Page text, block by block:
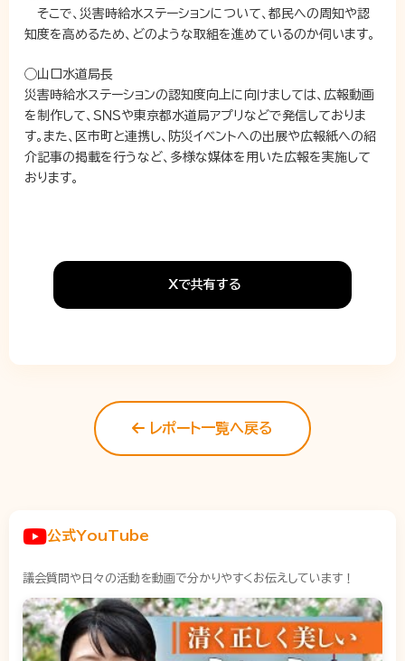
そこで、災害時給水ステーションについて、都民への周知や認
知度を高めるため、どのような取組を進めているのか伺います。
◯山口水道局長
災害時給水ステーションの認知度向上に向けましては、広報動画
を制作して、ＳＮＳや東京都水道局アプリなどで発信しておりま
す。また、区市町と連携し、防災イベントへの出展や広報紙への紹
介記事の掲載を行うなど、多様な媒体を用いた広報を実施して
おります。
Xで共有する
レポート一覧へ戻る
公式YouTube
議会質問や日々の活動を動画で分かりやすくお伝えしています！